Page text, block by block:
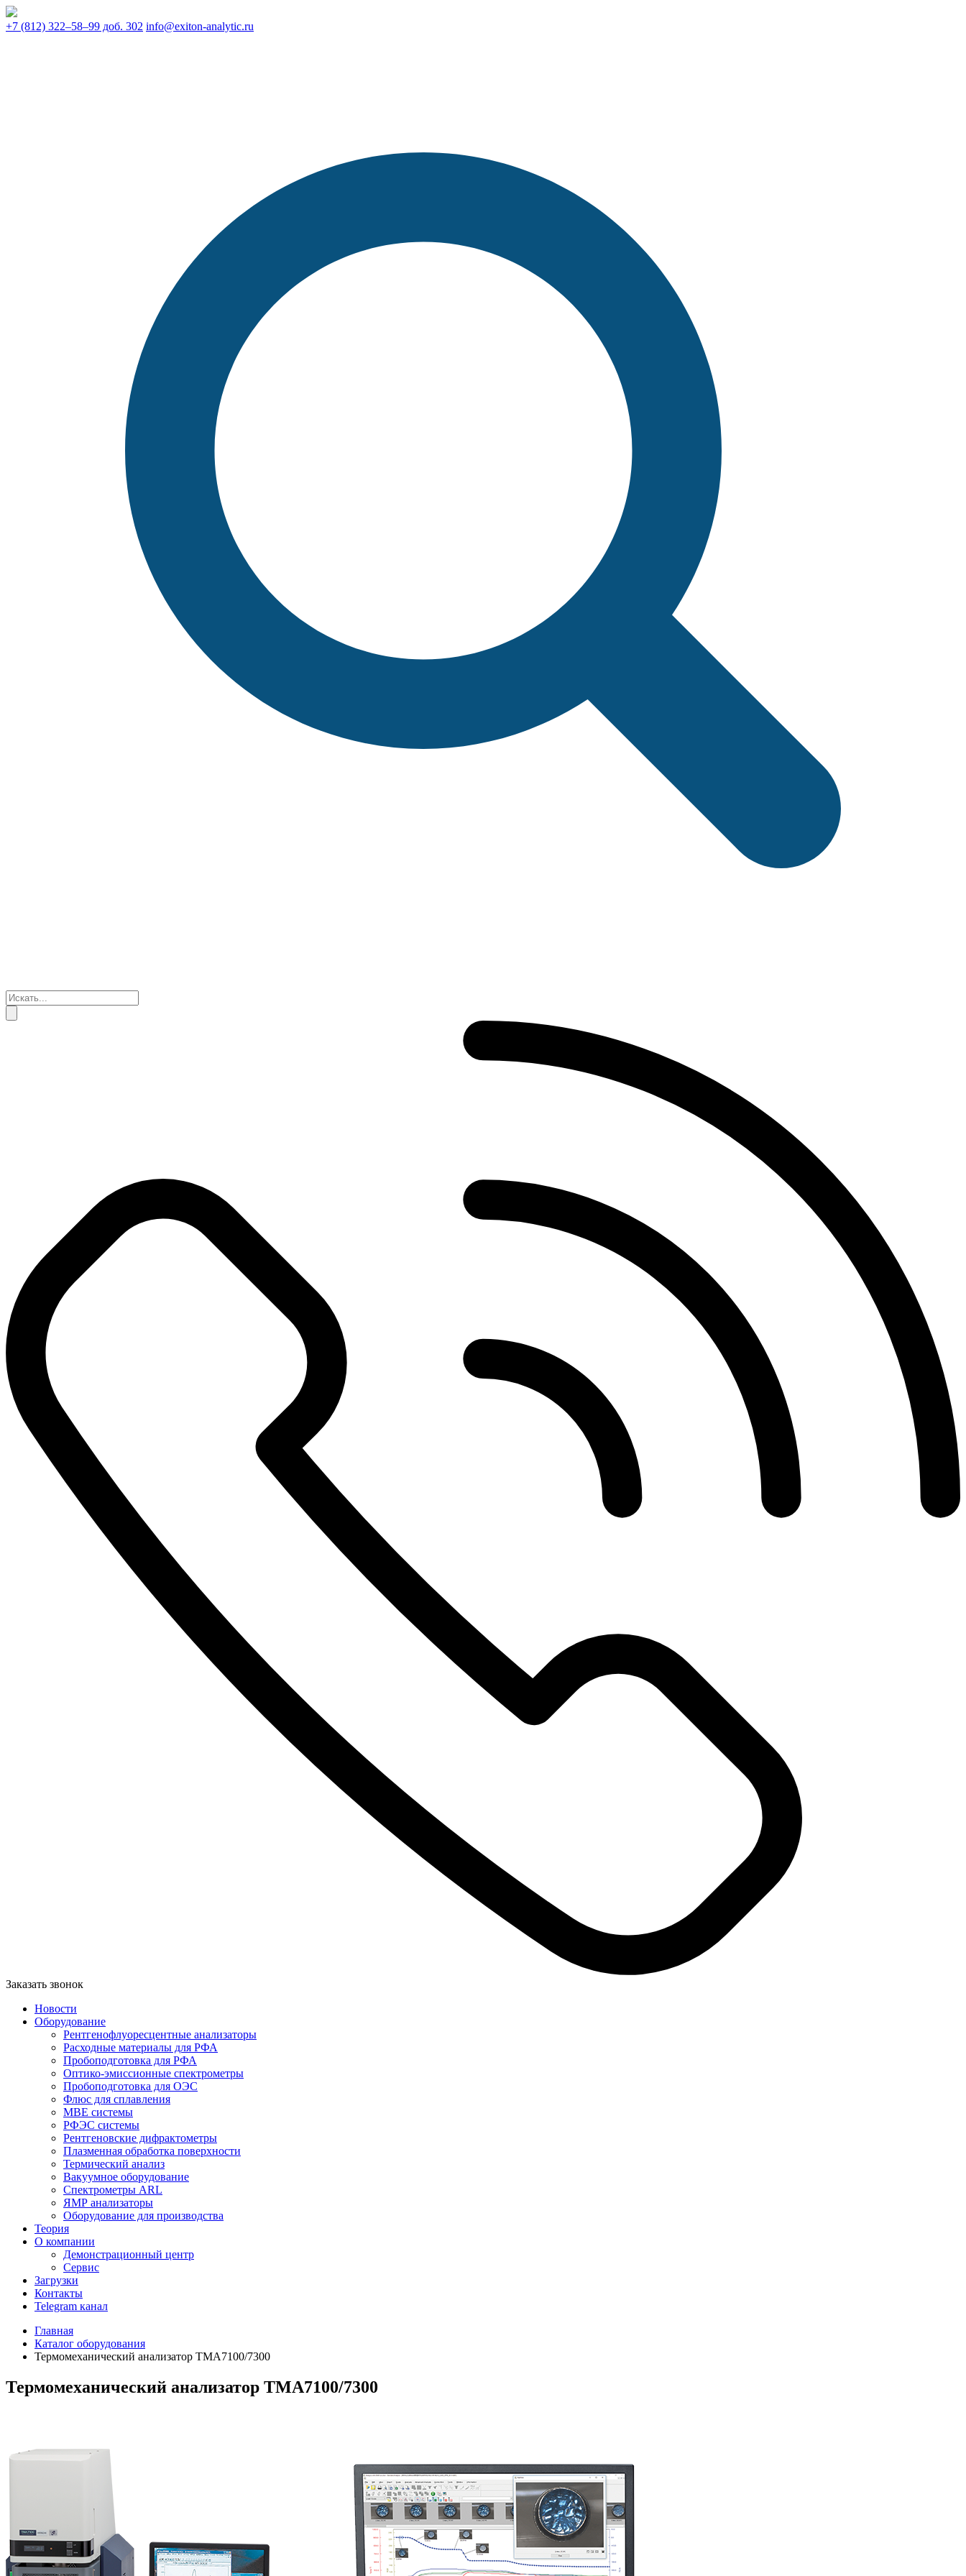
+7 (812) 322–58–99 доб. 302 info@exiton-analytic.ru
Заказать звонок
Новости
Оборудование
Рентгенофлуоресцентные анализаторы
Расходные материалы для РФА
Пробоподготовка для РФА
Оптико-эмиссионные спектрометры
Пробоподготовка для ОЭС
Флюс для сплавления
MBE системы
РФЭС системы
Рентгеновские дифрактометры
Плазменная обработка поверхности
Термический анализ
Вакуумное оборудование
Спектрометры ARL
ЯМР анализаторы
Оборудование для производства
Теория
О компании
Демонстрационный центр
Сервис
Загрузки
Контакты
Telegram канал
Главная
Каталог оборудования
Термомеханический анализатор TMA7100/7300
Термомеханический анализатор TMA7100/7300